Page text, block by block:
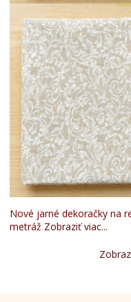
Nové jarné dekoračky na
metráž Zobraziť viac...